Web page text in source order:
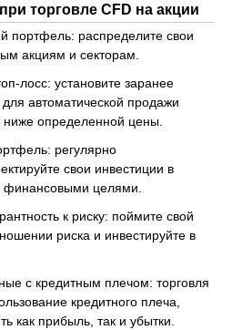
торговле CFD на акции
портфель: распределите свои
акциям и секторам.
лосс: установите заранее
автоматической продажи
ниже определенной цены.
регулярно
свои инвестиции в
финансовыми целями.
к риску: поймите свой
риска и инвестируйте в
с кредитным плечом: торговля
кредитного плеча,
как прибыль, так и убытки.